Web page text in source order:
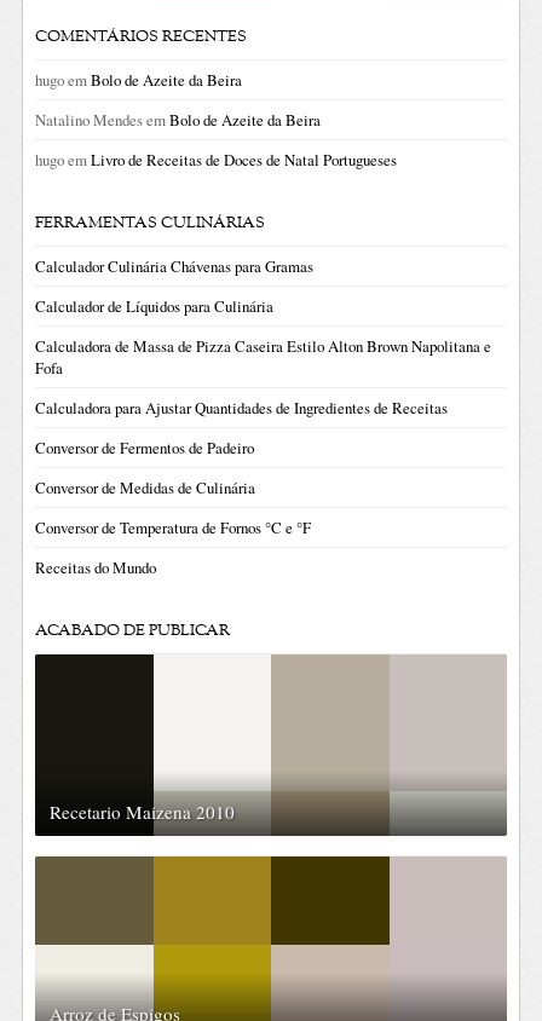
COMENTÁRIOS RECENTES
hugoem Bolo de Azeite da Beira
Natalino Mendesem Bolo de Azeite da Beira
hugoem Livro de Receitas de Doces de Natal Portugueses
FERRAMENTAS CULINÁRIAS
Calculador Culinária Chávenas para Gramas
Calculador de Líquidos para Culinária
Calculadora de Massa de Pizza Caseira Estilo Alton Brown Napolitana e
Fofa
Calculadora para Ajustar Quantidades de Ingredientes de Receitas
Conversor de Fermentos de Padeiro
Conversor de Medidas de Culinária
Conversor de Temperatura de Fornos °C e °F
Receitas do Mundo
ACABADO DE PUBLICAR
Recetario Maizena 2010
Arroz de Espigos